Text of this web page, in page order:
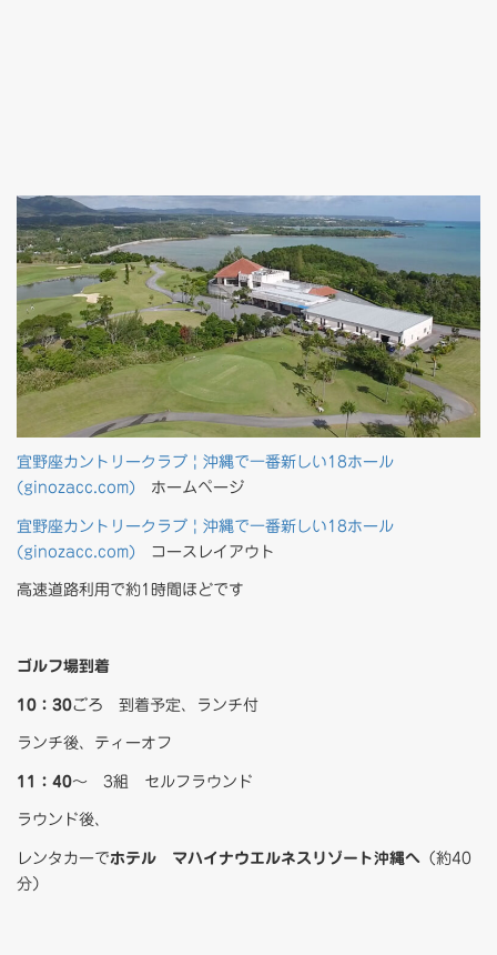
宜野座カントリークラブ | 沖縄で一番新しい18ホール
(ginozacc.com) ホームページ
宜野座カントリークラブ | 沖縄で一番新しい18ホール
(ginozacc.com) コースレイアウト
高速道路利用で約1時間ほどです
ゴルフ場到着
10：30ごろ 到着予定、ランチ付
ランチ後、ティーオフ
11：40～ 3組 セルフラウンド
ラウンド後、
レンタカーでホテル マハイナウエルネスリゾート沖縄へ （約40
分）